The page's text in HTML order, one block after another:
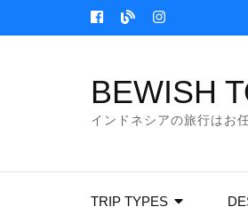
to
BEWISH
インドネシアの旅行はお
TRIP TYPES